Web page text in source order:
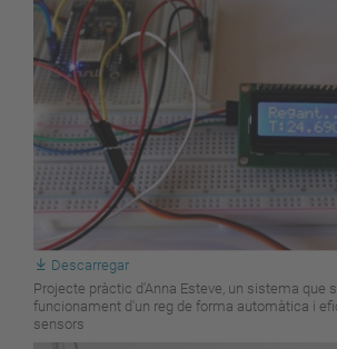
Descarregar
Projecte pràctic d'Anna Esteve, un sistema que
funcionament d'un reg de forma automàtica i
sensors